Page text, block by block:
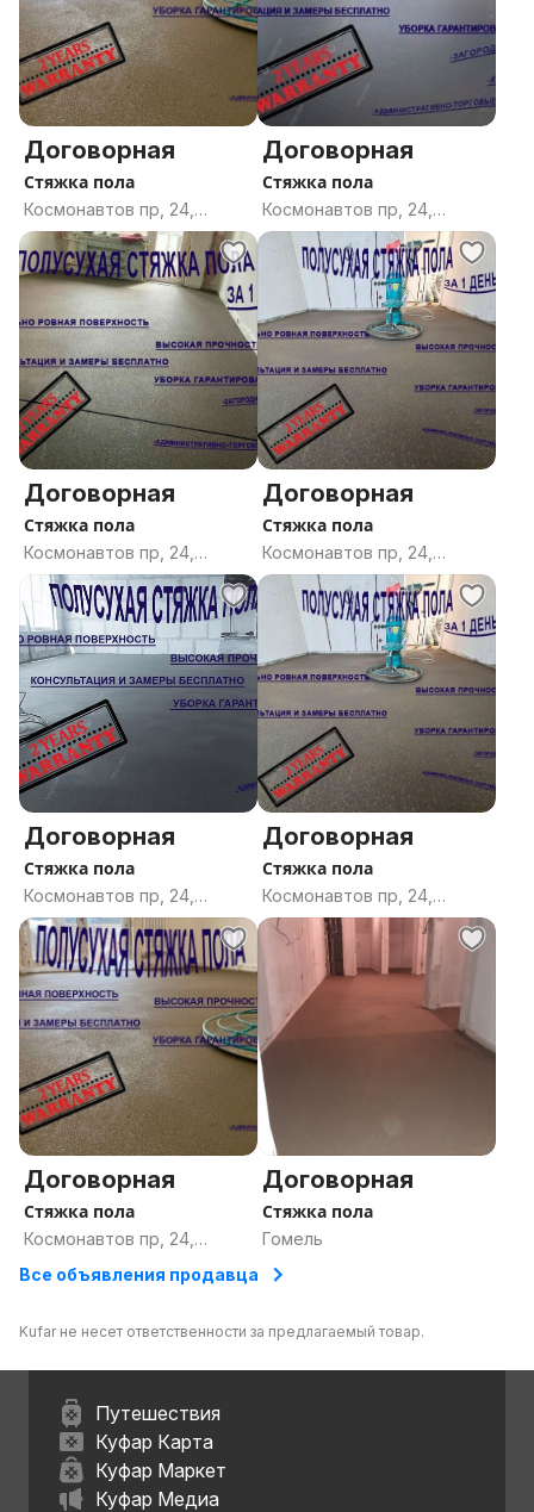
Договорная
Стяжка пола
Космонавтов пр, 24,
Гомель, Гомельская
область
Договорная
Стяжка пола
Космонавтов пр, 24,
Гомель, Гомельская
область
Договорная
Стяжка пола
Космонавтов пр, 24,
Гомель, Гомельская
область
Договорная
Стяжка пола
Космонавтов пр, 24,
Гомель, Гомельская
область
Договорная
Стяжка пола
Космонавтов пр, 24,
Гомель, Гомельская
область
Договорная
Стяжка пола
Космонавтов пр, 24,
Гомель, Гомельская
область
Договорная
Стяжка пола
Космонавтов пр, 24,
область
Договорная
Стяжка пола
Гомель
Все объявления продавца
Kufar не несет ответственности за предлагаемый товар.
Путешествия
Куфар Карта
Куфар Маркет
Куфар Медиа